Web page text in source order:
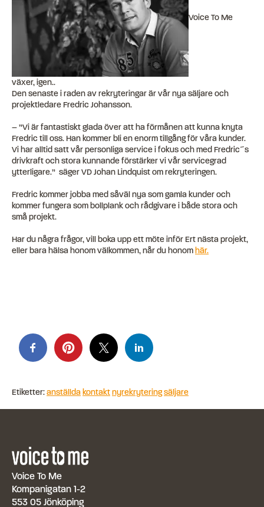
Voice To Me
växer, igen..
Den senaste i raden av rekryteringar är vår nya säljare och
projektledare Fredric Johansson.
– ”Vi är fantastiskt glada över att ha förmånen att kunna knyta
Fredric till oss. Han kommer bli en enorm tillgång för våra kunder.
Vi har alltid satt vår personliga service i fokus och med Fredric´s
drivkraft och stora kunnande förstärker vi vår servicegrad
ytterligare.” säger VD Johan Lindquist om rekryteringen.
Fredric kommer jobba med såväl nya som gamla kunder och
kommer fungera som bollplank och rådgivare i både stora och
små projekt.
Har du några frågor, vill boka upp ett möte inför Ert nästa projekt,
eller bara hälsa honom välkommen, når du honom här.
Etiketter:anställda kontaktnyrekryteringsäljare
Voice To Me
Kompanigatan 1-2
553 05 Jönköping